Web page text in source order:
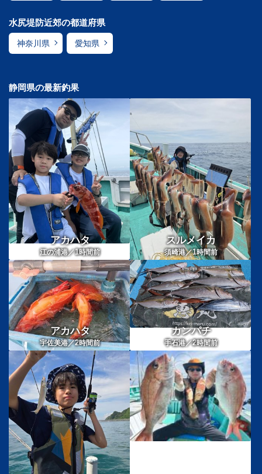
水尻堤防近郊の都道府県
神奈川県 愛知県
静岡県の最新釣果
アカハタ
江の浦港／1時間前
スルメイカ
須崎港／1時間前
アカハタ
宇佐美港／2時間前
カンパチ
手石港／2時間前